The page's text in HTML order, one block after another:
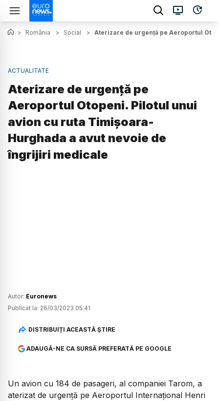
> România > Social > Aterizare de urgență pe Aeroportul
ACTUALITATE
Aterizare de urgență pe
Aeroportul Otopeni. Pilotul unui
avion cu ruta Timișoara-
Hurghada a avut nevoie de
îngrijiri medicale
Autor: Euronews
Publicat la: 26/03/2023 05:41
DISTRIBUIȚI ACEASTĂ ȘTIRE
ADAUGĂ-NE CA SURSĂ PREFERATĂ PE GOOGLE
Un avion cu 184 de pasageri, al companiei Tarom, a
aterizat de urgență pe Aeroportul Internațional Henri